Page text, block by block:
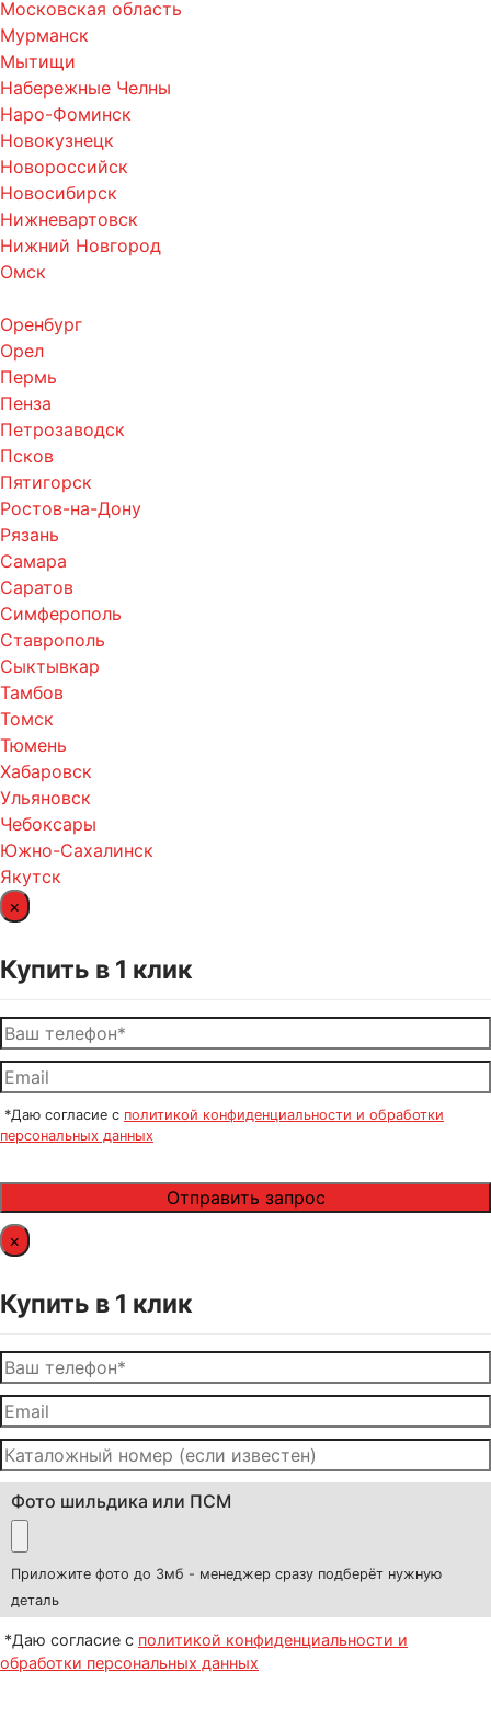
Московская область
Мурманск
Мытищи
Набережные Челны
Наро-Фоминск
Новокузнецк
Новороссийск
Новосибирск
Нижневартовск
Нижний Новгород
Омск
Оренбург
Орел
Пермь
Пенза
Петрозаводск
Псков
Пятигорск
Ростов-на-Дону
Рязань
Самара
Саратов
Симферополь
Ставрополь
Сыктывкар
Тамбов
Томск
Тюмень
Хабаровск
Ульяновск
Чебоксары
Южно-Сахалинск
Якутск
×
Купить в 1 клик
*Даю согласие с политикой конфиденциальности и обработки
персональных данных
×
Купить в 1 клик
Фото шильдика или ПСМ
Приложите фото до 3мб - менеджер сразу подберёт нужную
деталь
*Даю согласие с политикой конфиденциальности и
обработки персональных данных